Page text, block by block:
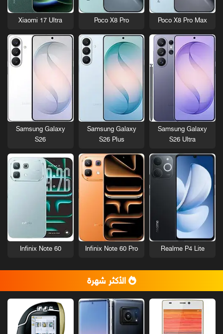
Poco X8 Pro Max
Poco X8 Pro
Xiaomi 17 Ultra
Samsung Galaxy
S26 Ultra
Samsung Galaxy
S26 Plus
Samsung Galaxy
S26
Realme P4 Lite
Infinix Note 60 Pro
Infinix Note 60
الأكثر شهرة